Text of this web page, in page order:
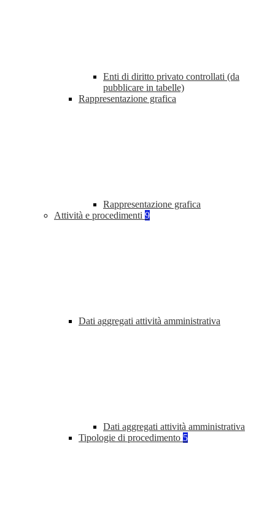
Enti di diritto privato controllati (da
pubblicare in tabelle)
Rappresentazione grafica
Rappresentazione grafica
Attività e procedimenti 9
Dati aggregati attività amministrativa
Dati aggregati attività amministrativa
Tipologie di procedimento 5